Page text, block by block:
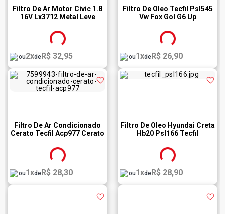
Filtro De Ar Motor Civic 1.8
16V Lx3712 Metal Leve
ou2xdeR$ 32,95
Filtro De Oleo Tecfil Psl545
Vw Fox Gol G6 Up
ou1xdeR$ 26,90
Filtro De Ar Condicionado
Cerato Tecfil Acp977 Cerato
ou1xdeR$ 28,30
Filtro De Oleo Hyundai Creta
Hb20 Psl166 Tecfil
ou1xdeR$ 28,90